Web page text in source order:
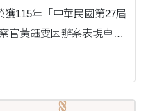
115年「中華民國第27屆
115年「中華民國第27屆
3月8日婦女....